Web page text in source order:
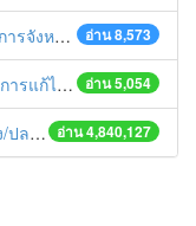
อ่าน 8,573
ศรีอยุธยา
อ่าน 5,054
ระนครศรีอยุธยา
อ่าน 4,840,127
ะยา